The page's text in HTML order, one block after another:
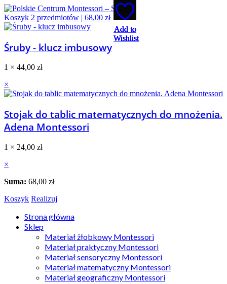
Koszyk 2 przedmiotów | 68,00 zł
Śruby - klucz imbusowy
1 × 44,00 zł
×
Stojak do tablic matematycznych do mnożenia.
Adena Montessori
1 × 24,00 zł
×
Suma: 68,00 zł
Koszyk Realizuj
Strona główna
Sklep
Materiał żłobkowy Montessori
Materiał praktyczny Montessori
Materiał sensoryczny Montessori
Materiał matematyczny Montessori
Materiał geograficzny Montessori
Add to
Wishlist
Add to
Wishlist
Add to
Wishlist
Add to
Wishlist
Add to
Wishlist